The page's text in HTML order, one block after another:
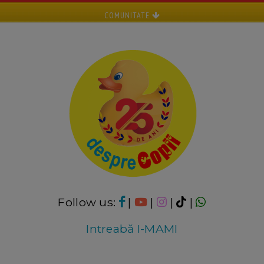
COMUNITATE
Follow us: | | |
|
Intreabă I-MAMI